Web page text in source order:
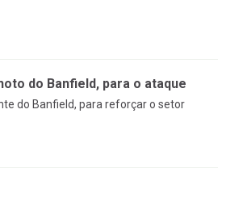
do Banfield, para o ataque
do Banfield, para reforçar o setor